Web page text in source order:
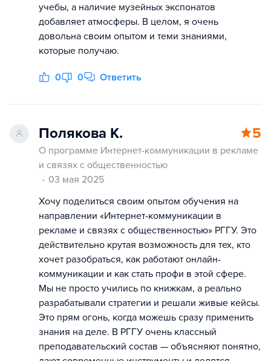
учебы, а наличие музейных экспонатов
добавляет атмосферы. В целом, я очень
довольна своим опытом и теми знаниями,
которые получаю.
0 0 Ответить
Полякова К. 5
О программе Интернет-коммуникации в рекламе
и связях с общественностью
03 мая 2025
Хочу поделиться своим опытом обучения на
направлении «Интернет-коммуникации в
рекламе и связях с общественностью» РГГУ. Это
действительно крутая возможность для тех, кто
хочет разобраться, как работают онлайн-
коммуникации и как стать профи в этой сфере.
Мы не просто учились по книжкам, а реально
разрабатывали стратегии и решали живые кейсы.
Это прям огонь, когда можешь сразу применить
знания на деле. В РГГУ очень классный
преподавательский состав — объясняют понятно,